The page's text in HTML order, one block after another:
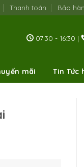
Thanh toán Bảo
07:30 - 16:30 |
mãi Tin Tức